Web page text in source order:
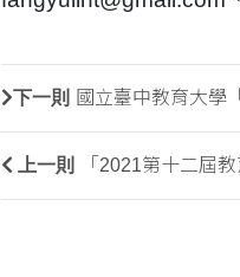
下一則 國立臺中教育大學
上一則 「2021第十二屆